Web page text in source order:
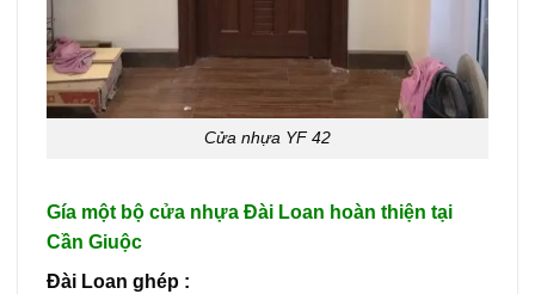
Cửa nhựa YF 42
Gía một bộ cửa nhựa Đài Loan hoàn thiện tại
Cần Giuộc
Đài Loan ghép :